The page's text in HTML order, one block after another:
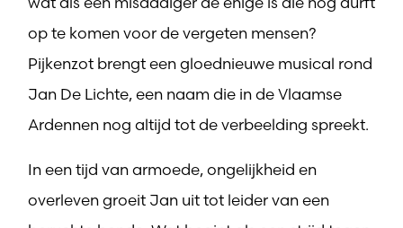
op te komen voor de vergeten mensen?
Pijkenzot brengt een gloednieuwe musical rond
Jan De Lichte, een naam die in de Vlaamse
Ardennen nog altijd tot de verbeelding spreekt.
In een tijd van armoede, ongelijkheid en
overleven groeit Jan uit tot leider van een